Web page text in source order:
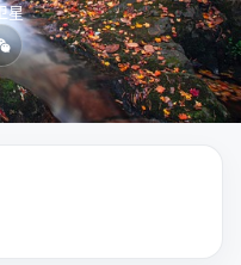
星